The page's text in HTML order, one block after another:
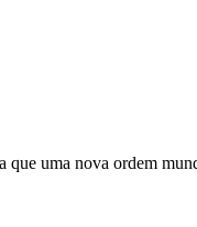
uma nova ordem